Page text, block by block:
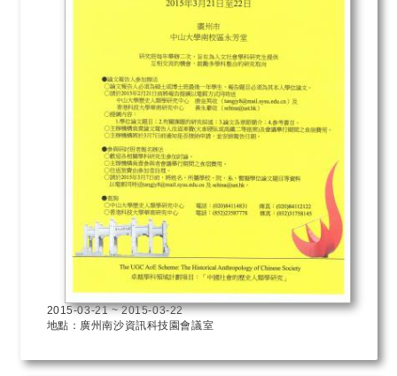
2015-03-21~2015-03-22
地點：廣州南沙資訊科技園會議室